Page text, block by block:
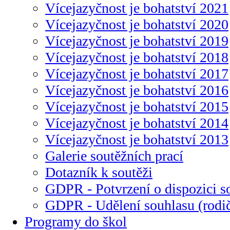
Vícejazyčnost je bohatství 2021
Vícejazyčnost je bohatství 2020
Vícejazyčnost je bohatství 2019
Vícejazyčnost je bohatství 2018
Vícejazyčnost je bohatství 2017
Vícejazyčnost je bohatství 2016
Vícejazyčnost je bohatství 2015
Vícejazyčnost je bohatství 2014
Vícejazyčnost je bohatství 2013
Galerie soutěžních prací
Dotazník k soutěži
GDPR - Potvrzení o dispozici
GDPR - Udělení souhlasu
Programy do škol